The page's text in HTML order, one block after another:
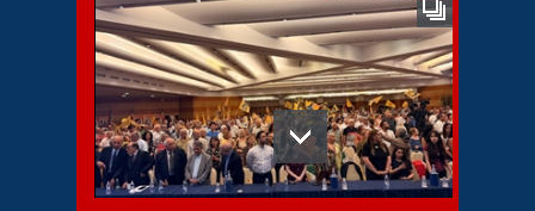
آن که خمینی را شناخت
با یاد مجاهد شهید علی حسین
کرمی